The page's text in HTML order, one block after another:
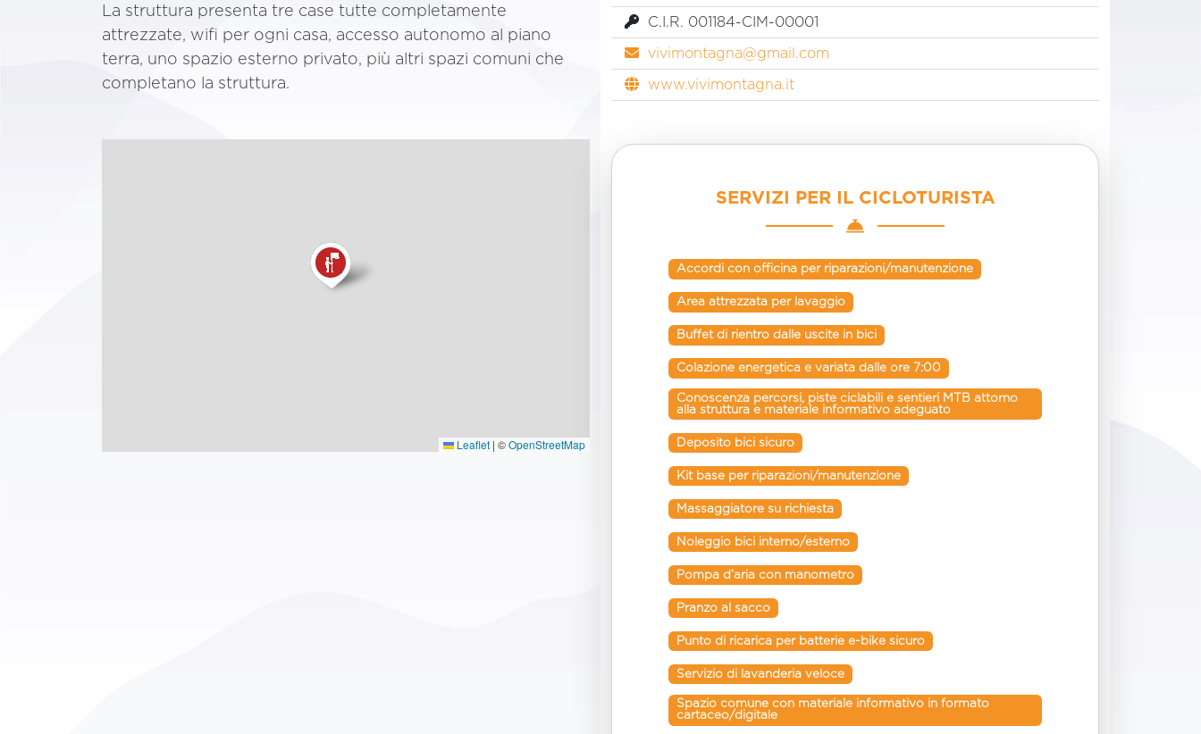
La struttura presenta tre case tutte completamente
attrezzate, wifi per ogni casa, accesso autonomo al piano
terra, uno spazio esterno privato, più altri spazi comuni che
completano la struttura.
Leaflet | ©OpenStreetMap
C.I.R. 001184-CIM-00001
vivimontagna@gmail.com
www.vivimontagna.it
SERVIZI PER IL CICLOTURISTA
Accordi con officina per riparazioni/manutenzione
Area attrezzata per lavaggio
Buffet di rientro dalle uscite in bici
Colazione energetica e variata dalle ore 7:00
Conoscenza percorsi, piste ciclabili e sentieri MTB attorno
alla struttura e materiale informativo adeguato
Deposito bici sicuro
Kit base per riparazioni/manutenzione
Massaggiatore su richiesta
Noleggio bici interno/esterno
Pompa d’aria con manometro
Pranzo al sacco
Punto di ricarica per batterie e-bike sicuro
Servizio di lavanderia veloce
Spazio comune con materiale informativo in formato
cartaceo/digitale